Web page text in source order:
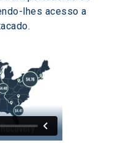
lhes acesso a